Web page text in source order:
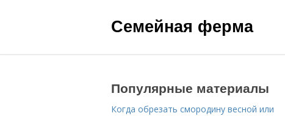
Семейная ферма
Популярные материалы
Когда обрезать смородину весной или